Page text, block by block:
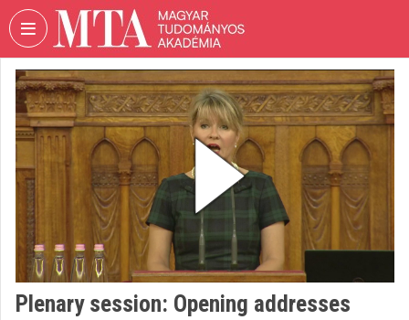
Fejléc kihagyása Menü kihagyása Tartalom kihagyása
VIDEOTORIUM
MAGYAR
TUDOMÁNYOS
AKADÉMIA
Intézményi kezdőlap
Bejelentkezés
Plenary session: Opening addresses